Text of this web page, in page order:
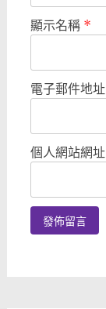
顯示名稱 *
電子郵件地址
個人網站網址